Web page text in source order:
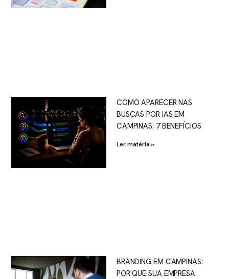
COMO APARECER NAS
BUSCAS POR IAS EM
CAMPINAS: 7 BENEFÍCIOS
Ler matéria »
BRANDING EM CAMPINAS:
POR QUE SUA EMPRESA